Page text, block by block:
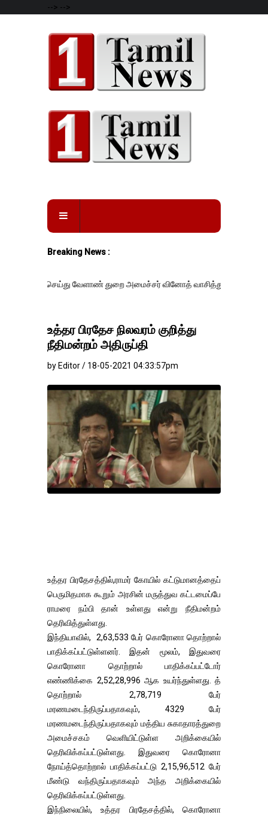
--> -->
Breaking News :
வேளாண் துறை அமைச்சர் வினோத் வாசித்து வருகிறார். �.
உத்தர பிரதேச நிலவரம் குறித்து
நீதிமன்றம் அதிருப்தி
by Editor / 18-05-2021 04:33:57pm
உத்தர பிரதேசத்தில்,ராமர் கோயில் கட்டுமானத்தைப்
பெருமிதமாக கூறும் அரசின் மருத்துவ கட்டமைப்பே
ராமரை நம்பி தான் உள்ளது என்று நீதிமன்றம்
தெரிவித்துள்ளது.
இந்தியாவில், 2,63,533 பேர் கொரோனா தொற்றால்
பாதிக்கப்பட்டுள்ளனர். இதன் மூலம், இதுவரை
கொரோனா தொற்றால் பாதிக்கப்பட்டோர்
எண்ணிக்கை 2,52,28,996 ஆக உயர்ந்துள்ளது. த்
தொற்றால் 2,78,719 பேர்
மரணமடைந்திருப்பதாகவும், 4329 பேர்
மரணமடைந்திருப்பதாகவும் மத்திய சுகாதாரத்துறை
அமைச்சகம் வெளியிட்டுள்ள அறிக்கையில்
தெரிவிக்கப்பட்டுள்ளது. இதுவரை கொரோனா
நோய்த்தொற்றால் பாதிக்கப்பட்டு 2,15,96,512 பேர்
மீண்டு வந்திருப்பதாகவும் அந்த அறிக்கையில்
தெரிவிக்கப்பட்டுள்ளது.
இந்நிலையில், உத்தர பிரதேசத்தில், கொரோனா